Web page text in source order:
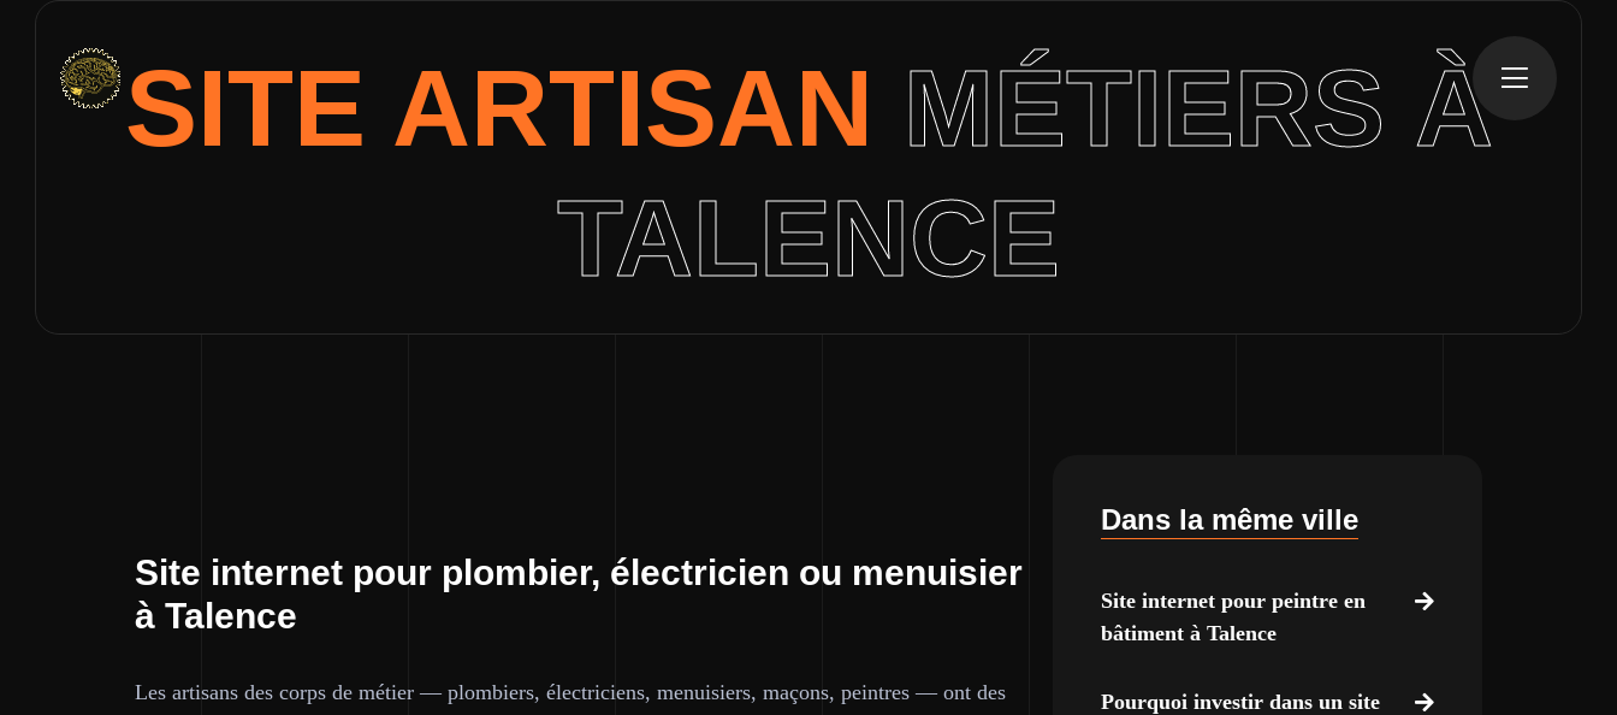
SITE ARTISAN MÉTIERS À
TALENCE
Site internet pour plombier, électricien ou menuisier
à Talence
Les artisans des corps de métier — plombiers, électriciens, menuisiers, maçons, peintres — ont des
Dans la même ville
Site internet pour peintre en
bâtiment à Talence
Pourquoi investir dans un site